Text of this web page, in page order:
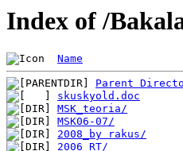
Index of /
Name
Parent
skuskyold.doc
MSK_teoria/
MSK06-07/
2008_by rakus/
2006_RT/